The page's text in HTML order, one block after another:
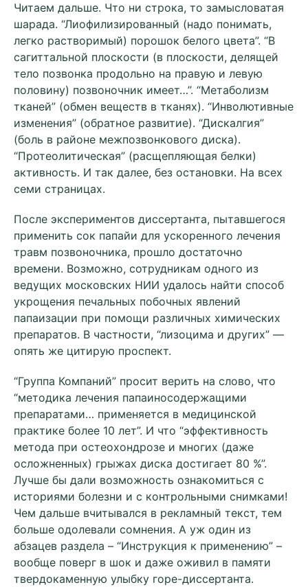
Читаем дальше. Что ни строка, то замысловатая
шарада. “Лиофилизированный (надо понимать,
легко растворимый) порошок белого цвета”. “В
сагиттальной плоскости (в плоскости, делящей
тело позвонка продольно на правую и левую
половину) позвоночник имеет…”. “Метаболизм
тканей” (обмен веществ в тканях). “Инволютивные
изменения” (обратное развитие). “Дискалгия”
(боль в районе межпозвонкового диска).
“Протеолитическая” (расщепляющая белки)
активность. И так далее, без остановки. На всех
семи страницах.
После экспериментов диссертанта, пытавшегося
применить сок папайи для ускоренного лечения
травм позвоночника, прошло достаточно
времени. Возможно, сотрудникам одного из
ведущих московских НИИ удалось найти способ
укрощения печальных побочных явлений
папаизации при помощи различных химических
препаратов. В частности, “лизоцима и других” —
опять же цитирую проспект.
“Группа Компаний” просит верить на слово, что
“методика лечения папаиносодержащими
препаратами… применяется в медицинской
практике более 10 лет”. И что “эффективность
метода при остеохондрозе и многих (даже
осложненных) грыжах диска достигает 80 %”.
Лучше бы дали возможность ознакомиться с
историями болезни и с контрольными снимками!
Чем дальше вчитывался в рекламный текст, тем
больше одолевали сомнения. А уж один из
абзацев раздела – “Инструкция к применению” –
вообще поверг в шок и даже оживил в памяти
твердокаменную улыбку горе-диссертанта.